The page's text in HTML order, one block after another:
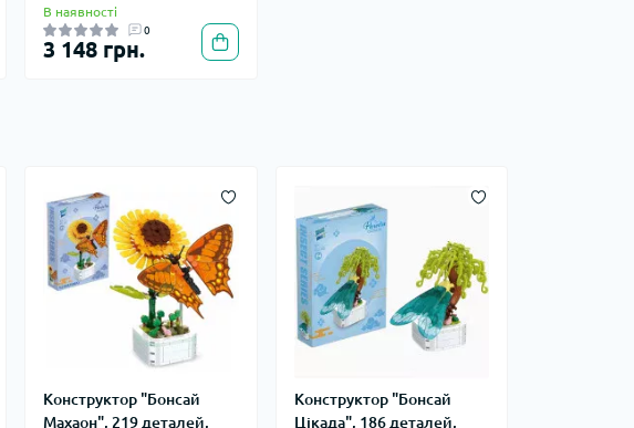
В наявності
0
3 148 грн.
Конструктор "Бонсай
Махаон", 219 деталей,
Конструктор "Бонсай
Цікада", 186 деталей,